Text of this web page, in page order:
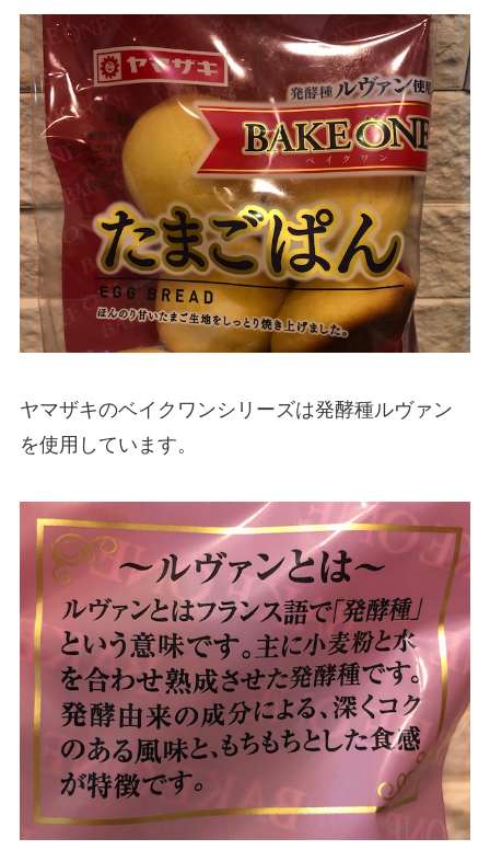
ヤマザキのベイクワンシリーズは発酵種ルヴァン
を使用しています。